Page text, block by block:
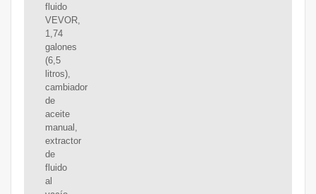
fluido
VEVOR,
1,74
galones
(6,5
litros),
cambiador
de
aceite
manual,
extractor
de
fluido
al